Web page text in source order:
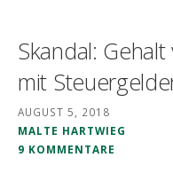
Skandal:
mit
AUGUST 5, 2018
MALTE HARTWIEG
9 KOMMENTARE